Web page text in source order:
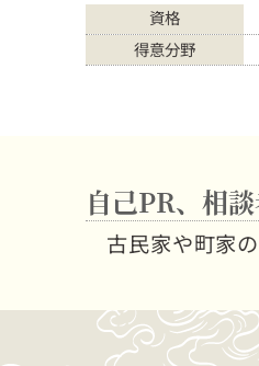
資格
得意分野
自己PR、相
古民家や町家